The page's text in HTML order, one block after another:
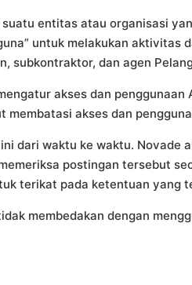
entitas atau organisasi
untuk melakukan
subkontraktor, dan agen
akses dan
membatasi akses dan
dari waktu ke waktu.
postingan tersebut
terikat pada ketentuan yang
membedakan dengan